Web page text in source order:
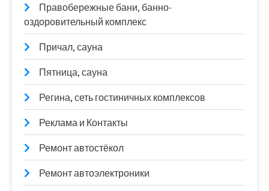
Правобережные бани, банно-
оздоровительный комплекс
Причал, сауна
Пятница, сауна
Регина, сеть гостиничных комплексов
Реклама и Контакты
Ремонт автостёкол
Ремонт автоэлектроники